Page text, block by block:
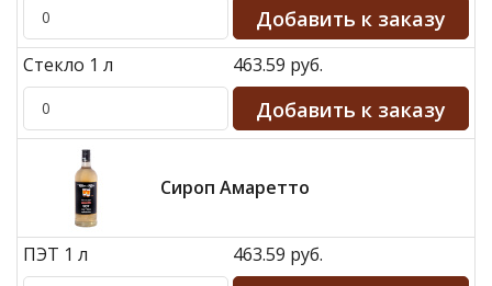
Стекло 1 л 463.59 руб.
Сироп Амаретто
ПЭТ 1 л 463.59 руб.